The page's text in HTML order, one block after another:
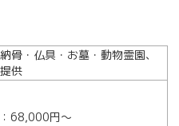
骨・仏具・お墓・動物霊園、
供
68,000円～